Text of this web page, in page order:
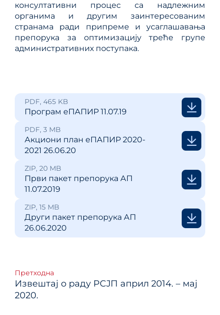
консултативни процес са надлежним
органима и другим заинтересованим
странама ради припреме и усаглашавања
препорука за оптимизацију треће групе
административних поступака.
PDF, 465 KB
Програм еПАПИР 11.07.19
PDF, 3 MB
Акциони план еПАПИР 2020-
2021 26.06.20
ZIP, 20 MB
Први пакет препорука АП
11.07.2019
ZIP, 15 MB
Други пакет препорука АП
26.06.2020
Кретање
чланка
Претходна
Извештај о раду РСЈП април 2014. – мај
2020.